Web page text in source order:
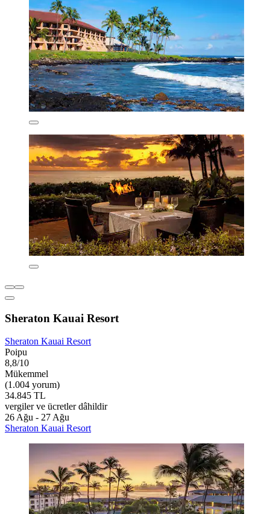
Sheraton Kauai Resort
Sheraton Kauai Resort
Poipu
8,8/10
Mükemmel
(1.004 yorum)
34.845 TL
vergiler ve ücretler dâhildir
26 Ağu - 27 Ağu
Sheraton Kauai Resort